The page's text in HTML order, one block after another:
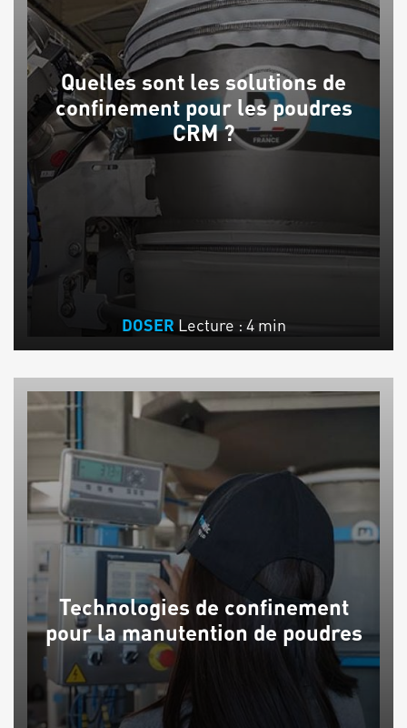
Quelles sont les solutions de
confinement pour les poudres
CRM ?
DOSER Lecture : 4 min
Technologies de confinement
pour la manutention de poudres